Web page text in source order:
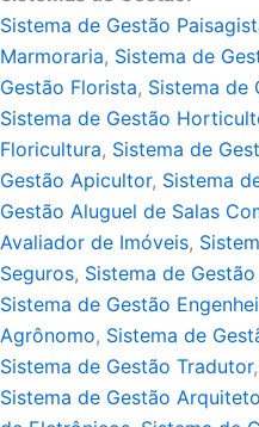
Sistema de Gestão
Marmoraria, Sistema de
Gestão Florista, Sistema de
Sistema de Gestão
Floricultura, Sistema de
Gestão Apicultor, Sistema
Gestão Aluguel de Salas
Avaliador de Imóveis,
Seguros, Sistema de
Sistema de Gestão
Agrônomo, Sistema de
Sistema de Gestão Tradutor,
Sistema de Gestão Arquiteto